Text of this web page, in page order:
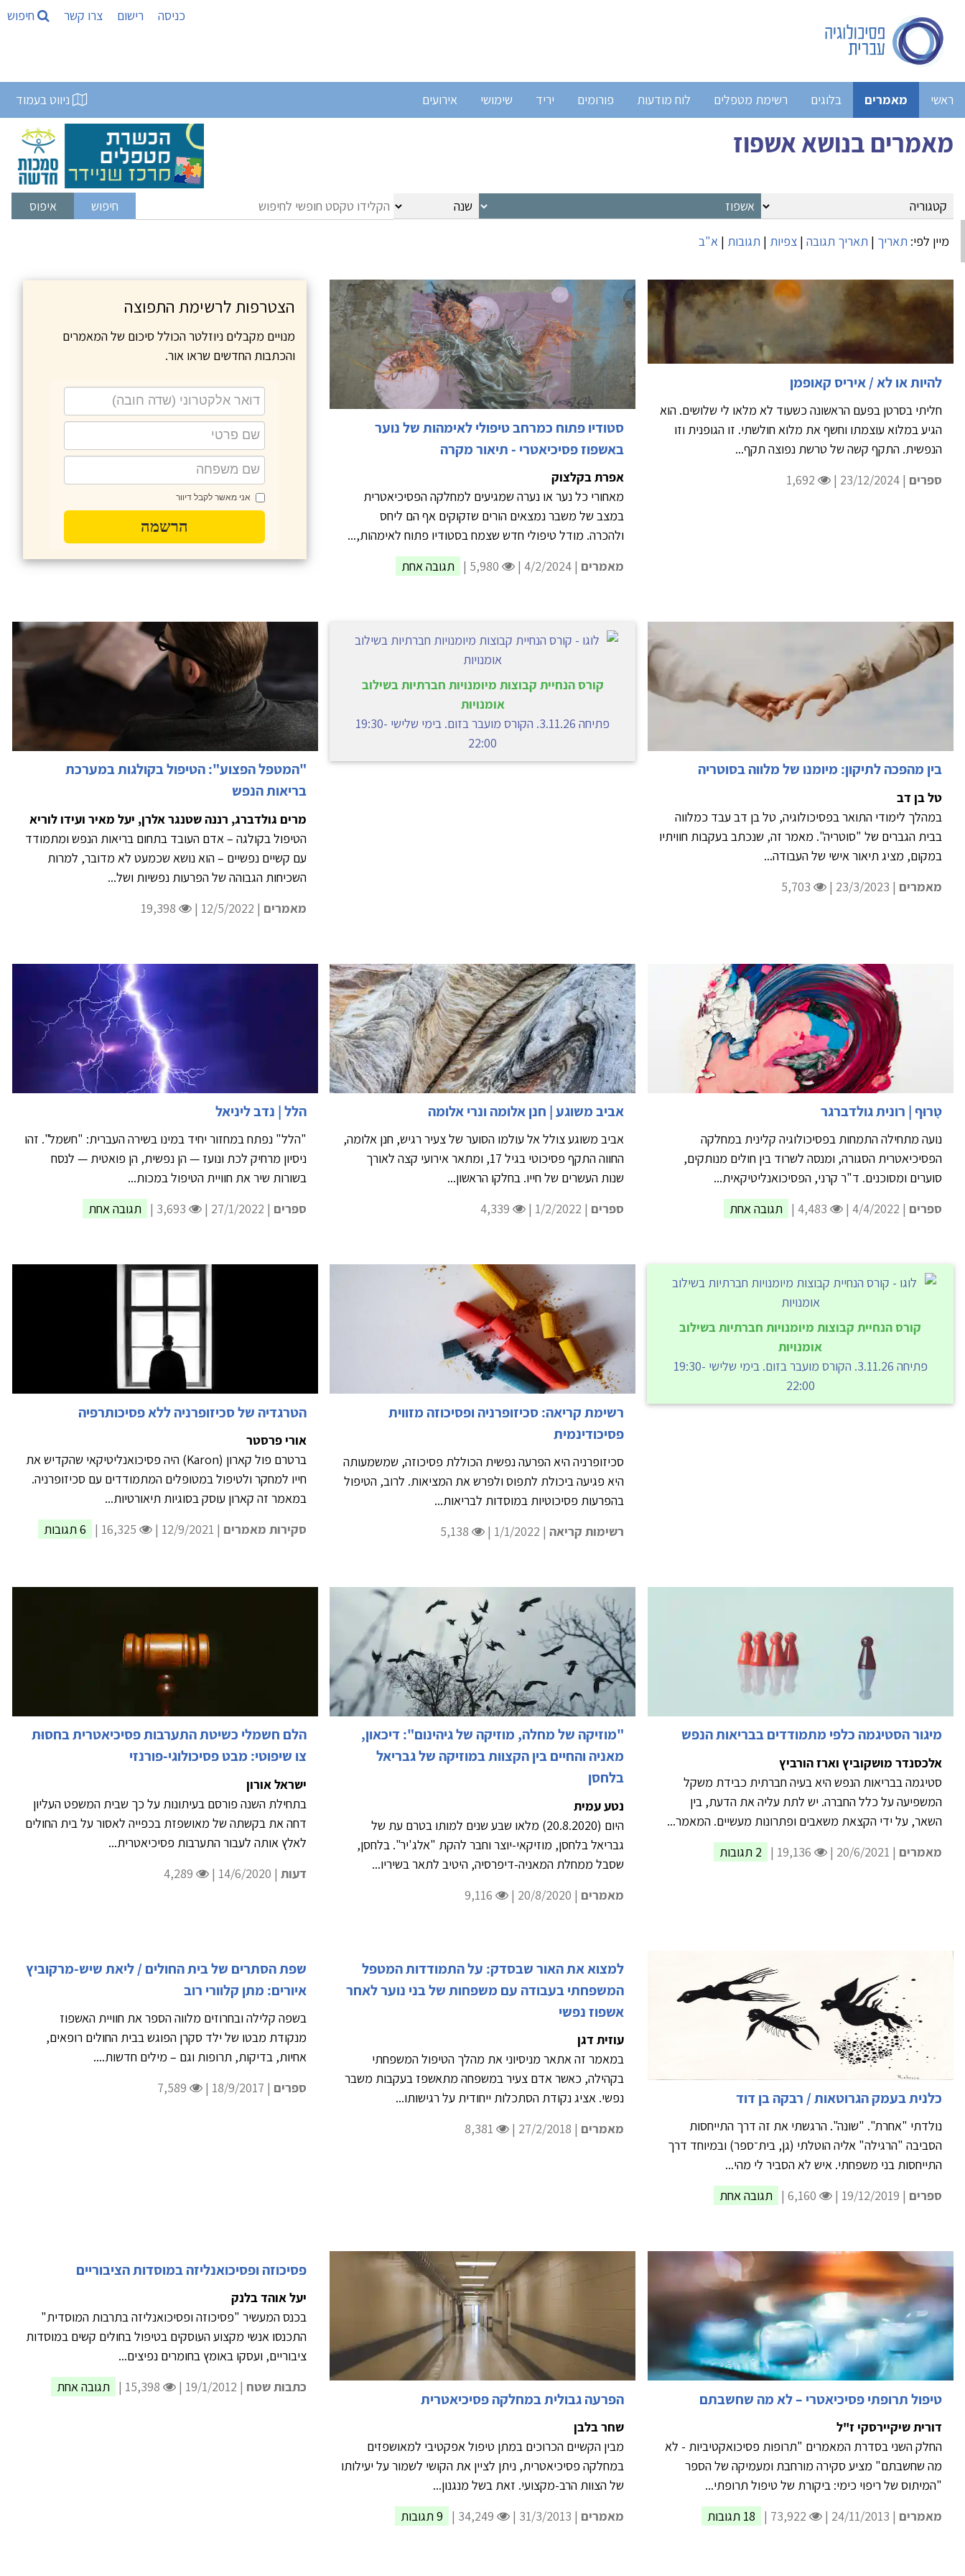
כניסה רישום צרו קשר חיפוש
ראשי מאמרים בלוגים רשימת מטפלים לוח מודעות פורומים יריד שימושי אירועים ניווט בעמוד
מאמרים בנושא אשפוז
מיין לפי: תאריך | תאריך תגובה | צפיות | תגובות | א"ב
להיות או לא / איריס קאופמן
חליתי בסרטן בפעם הראשונה כשעוד לא מלאו לי שלושים. הוא
הגיע במלוא עוצמתו וחשף את מלוא חולשתי. זו הגופנית וזו
הנפשית. התקף קשה של טרשת נפוצה תקף...
ספרים | 23/12/2024 |
סטודיו פתוח כמרחב טיפולי לאימהות של נוער
באשפוז פסיכיאטרי - תיאור מקרה
אפרת בקלצוק
מאחורי כל נער או נערה שמגיעים למחלקה הפסיכיאטרית
במצב של משבר נמצאים הורים שזקוקים אף הם ליחס
ולהכרה. מודל טיפולי חדש שצמח בסטודיו פתוח לאימהות,...
מאמרים | 4/2/2024 |
5,980 | תגובה אחת
הצטרפות לרשימת התפוצה
מנויים מקבלים ניוזלטר הכולל סיכום של המאמרים
והכתבות החדשים שראו אור.
אני מאשר לקבל דיוור
הרשמה
בין מהפכה לתיקון: מיומנו של מלווה בסוטריה
טל בן דב
במהלך לימודי התואר בפסיכולוגיה, טל בן דב עבד כמלווה
בבית הגברים של "סוטריה". מאמר זה, שנכתב בעקבות חוויתיו
במקום, מציג תיאור אישי של העבודה...
מאמרים | 23/3/2023 |
קורס הנחיית קבוצות מיומנויות חברתיות בשילוב
אומנויות
פתיחה 3.11.26. הקורס מועבר בזום. בימי שלישי 19:30-
22:00
"המטפל הפצוע": הטיפול בקולגות במערכת
בריאות הנפש
מרים גולדברג, רננה שטנגר אלרן, יעל מאיר ועידו לוריא
הטיפול בקולגה – אדם העובד בתחום בריאות הנפש ומתמודד
עם קשיים נפשיים – הוא נושא שכמעט לא מדובר, למרות
השכיחות הגבוהה של הפרעות נפשיות ושל...
מאמרים | 12/5/2022 |
טָרוּף | רונית גולדברגר
נועה מתחילה התמחות בפסיכולוגיה קלינית במחלקה
הפסיכיאטרית הסגורה, ומנסה לשרוד בין חולים מנותקים,
סוערים ומסוכנים. ד"ר קרני, הפסיכואנליטיקאית...
ספרים | 4/4/2022 | תגובה אחת
אביב משוגע | חנן אלומה ונרי אלומה
אביב משוגע צולל אל עולמו הסוער של צעיר רגיש, חנן אלומה,
החווה התקף פסיכוטי בגיל 17, ומתאר אירועי קצה לאורך
שנות העשרים של חייו. בחלקו הראשון...
ספרים | 1/2/2022 |
4,339
הלל | נדב ליניאל
"הלל" נפתח במחזור יחיד במינו בשירה העברית: "חשמל". זהו
ניסיון מרחיק לכת ונועז — הן נפשית, הן פואטית — לנסח
בשורות שיר את חוויית הטיפול במכות...
ספרים | 27/1/2022 | תגובה אחת
קורס הנחיית קבוצות מיומנויות חברתיות בשילוב
אומנויות
פתיחה 3.11.26. הקורס מועבר בזום. בימי שלישי 19:30-
22:00
רשימת קריאה: סכיזופרניה ופסיכוזה מזווית
פסיכודינמית
סכיזופרניה היא הפרעה נפשית הכוללת פסיכוזה, שמשמעותה
היא פגיעה ביכולת לתפוס ולפרש את המציאות. לרוב, הטיפול
בהפרעות פסיכוטיות במוסדות לבריאות...
רשימות קריאה | 1/1/2022 |
5,138
הטרגדיה של סכיזופרניה ללא פסיכותרפיה
אורי פרסטר
ברטרם פול קארון (Karon) היה פסיכואנליטיקאי שהקדיש את
חייו למחקר ולטיפול במטופלים המתמודדים עם סכיזופרניה.
במאמר זה קארון עוסק בסוגיות תיאורטיות...
סקירות מאמרים | 12/9/2021 | 6 תגובות
מיגור הסטיגמה כלפי מתמודדים בבריאות הנפש
אלכסנדר מושקוביץ וארז הורביץ
סטיגמה בבריאות הנפש היא בעיה חברתית כבידת משקל
המשפיעה על כלל החברה. יש לתת עליה את הדעת, בין
השאר, על ידי הקצאת משאבים ופתרונות מעשיים. המאמר...
מאמרים | 20/6/2021 | 2 תגובות
"מוזיקה של מחלה, מוזיקה של גיהינום": דיכאון,
מאניה והחיים בין הקצוות במוזיקה של גבריאל
בלחסן
נטע עמית
היום (20.8.2020) מלאו שבע שנים למותו בטרם עת של
גבריאל בלחסן, מוזיקאי-יוצר וחבר להקת "אלג'יר". בלחסן,
שסבל ממחלת המאניה-דיפרסיה, היטיב לתאר בשיריו...
מאמרים | 20/8/2020 |
9,116
הלם חשמלי כשיטת התערבות פסיכיאטרית בחסוּת
צו שיפוטי: מבט פסיכולוגי-פורנזי
ישראל אורון
בתחילת השנה פורסם בעיתונות על כך שבית המשפט העליון
דחה את בקשתה של מאושפזת בכפייה לאסור על בית החולים
לאלץ אותה לעבור התערבות פסיכיאטרית...
דעות | 14/6/2020 |
כלנית בעמק הגרוטאות / רבקה בן דוד
נולדתי "אחרת". "שונה". הרגשתי את זה דרך התייחסות
הסביבה "הרגילה" אליה הוטלתי (גן, בית־ספר) ובמיוחד דרך
התייחסות בני משפחתי. איש לא הסביר לי מהי...
ספרים | 19/12/2019 | תגובה אחת
למצוא את האור שבסדק: על התמודדות המטפל
המשפחתי בעבודה עם משפחות של בני נוער לאחר
אשפוז נפשי
עוזית דגן
במאמר זה אתאר מניסיוני את מהלך הטיפול המשפחתי
בקהילה, כאשר אדם צעיר במשפחה מתאשפז בעקבות משבר
נפשי. אציג נקודת הסתכלות ייחודית על רגישותו...
מאמרים | 27/2/2018 |
8,381
שפת הסתרים של בית החולים / ליאת שיש-מרקוביץ
איורים: מתן קלוורי רוב
בשפה קלילה ובחרוזים מלווה הספר את חוויית האשפוז
מנקודת מבטו של ילד סקרן הפוגש בבית החולים רופאים,
אחיות, בדיקות, תרופות וגם – מילים חדשות....
ספרים | 18/9/2017 |
טיפול תרופתי פסיכיאטרי – לא מה שחשבתם
דורית שיקיירסקי ז"ל
החלק השני בסדרת המאמרים "תרופות פסיכואקטיביות - לא
מה שחשבתם" מציע סקירה מורחבת ומעמיקה של הספר
"המיתוס של ריפוי כימי: ביקורת של טיפול תרופתי...
מאמרים | 24/11/2013 | 18 תגובות
הפרעה גבולית במחלקה פסיכיאטרית
שחר בלבן
מבין הקשיים הכרוכים במתן טיפול אפקטיבי למאושפזים
במחלקה פסיכיאטרית, ניתן לציין את הקושי לשמור על יעילותו
של הצוות הרב-מקצועי. זאת בשל מנגנון...
מאמרים | 31/3/2013 |
34,249 | 9 תגובות
פסיכוזה ופסיכואנליזה במוסדות הציבוריים
יעל אוהד בלנק
בכנס המעשיר "פסיכוזה ופסיכואנליזה בתרבות המוסדית"
התכנסו אנשי מקצוע העוסקים בטיפול בחולים קשים במוסדות
ציבוריים, ועסקו באומץ בחומרים נפיצים...
כתבות שטח | 19/1/2012 | תגובה אחת